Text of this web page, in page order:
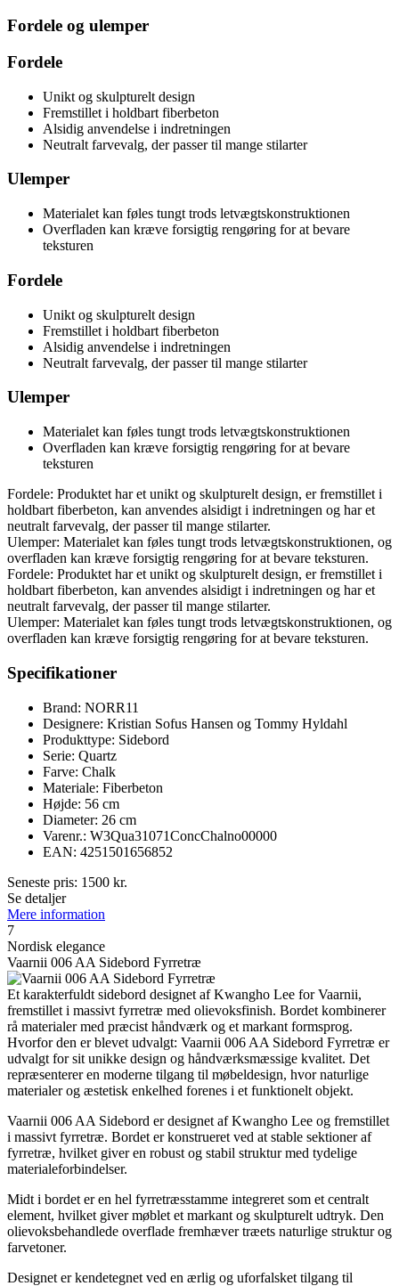
Fordele og ulemper
Fordele
Unikt og skulpturelt design
Fremstillet i holdbart fiberbeton
Alsidig anvendelse i indretningen
Neutralt farvevalg, der passer til mange stilarter
Ulemper
Materialet kan føles tungt trods letvægtskonstruktionen
Overfladen kan kræve forsigtig rengøring for at bevare
teksturen
Fordele
Unikt og skulpturelt design
Fremstillet i holdbart fiberbeton
Alsidig anvendelse i indretningen
Neutralt farvevalg, der passer til mange stilarter
Ulemper
Materialet kan føles tungt trods letvægtskonstruktionen
Overfladen kan kræve forsigtig rengøring for at bevare
teksturen
Fordele: Produktet har et unikt og skulpturelt design, er fremstillet i
holdbart fiberbeton, kan anvendes alsidigt i indretningen og har et
neutralt farvevalg, der passer til mange stilarter.
Ulemper: Materialet kan føles tungt trods letvægtskonstruktionen, og
overfladen kan kræve forsigtig rengøring for at bevare teksturen.
Fordele: Produktet har et unikt og skulpturelt design, er fremstillet i
holdbart fiberbeton, kan anvendes alsidigt i indretningen og har et
neutralt farvevalg, der passer til mange stilarter.
Ulemper: Materialet kan føles tungt trods letvægtskonstruktionen, og
overfladen kan kræve forsigtig rengøring for at bevare teksturen.
Specifikationer
Brand: NORR11
Designere: Kristian Sofus Hansen og Tommy Hyldahl
Produkttype: Sidebord
Serie: Quartz
Farve: Chalk
Materiale: Fiberbeton
Højde: 56 cm
Diameter: 26 cm
Varenr.: W3Qua31071ConcChalno00000
EAN: 4251501656852
Seneste pris: 1500 kr.
Se detaljer
Mere information
7
Nordisk elegance
Vaarnii 006 AA Sidebord Fyrretræ
Et karakterfuldt sidebord designet af Kwangho Lee for Vaarnii,
fremstillet i massivt fyrretræ med olievoksfinish. Bordet kombinerer
rå materialer med præcist håndværk og et markant formsprog.
Hvorfor den er blevet udvalgt: Vaarnii 006 AA Sidebord Fyrretræ er
udvalgt for sit unikke design og håndværksmæssige kvalitet. Det
repræsenterer en moderne tilgang til møbeldesign, hvor naturlige
materialer og æstetisk enkelhed forenes i et funktionelt objekt.
Vaarnii 006 AA Sidebord er designet af Kwangho Lee og fremstillet
i massivt fyrretræ. Bordet er konstrueret ved at stable sektioner af
fyrretræ, hvilket giver en robust og stabil struktur med tydelige
materialeforbindelser.
Midt i bordet er en hel fyrretræsstamme integreret som et centralt
element, hvilket giver møblet et markant og skulpturelt udtryk. Den
olievoksbehandlede overflade fremhæver træets naturlige struktur og
farvetoner.
Designet er kendetegnet ved en ærlig og uforfalsket tilgang til